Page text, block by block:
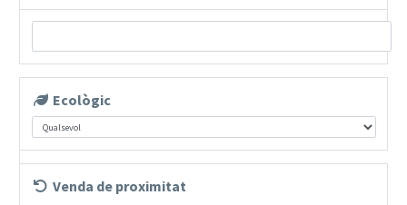
Ecològic
Venda de proximitat